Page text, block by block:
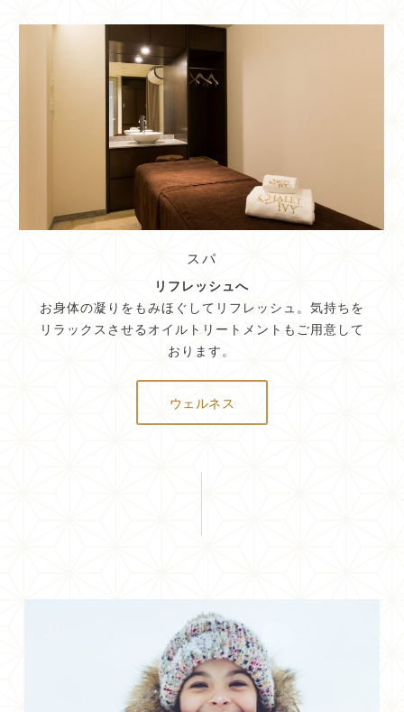
スパ
リフレッシュへ
お身体の凝りをもみほぐしてリフレッシュ。気持ちを
リラックスさせるオイルトリートメントもご用意して
おります。
ウェルネス